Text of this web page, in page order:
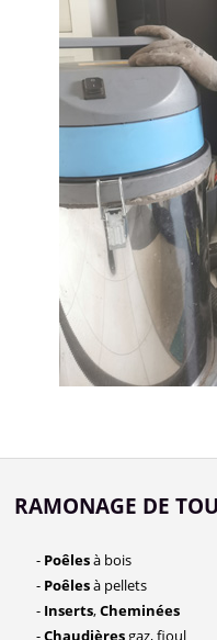
RAMONAGE DE
- Poêlesà bois
- Poêlesà pellets
- Inserts,Cheminées
-Chaudièresgaz, fioul